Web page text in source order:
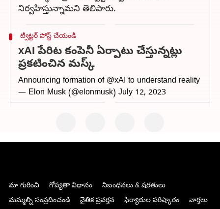
నిర్వహిస్తున్నామని తెలిపారు.
ట్విట్టర్ పోస్ట్ చేయండి
xAI పేరిట కంపెనీ ఏర్పాటు చేస్తున్నట్లు
ప్రకటించిన మస్క్
Announcing formation of @xAI to understand reality
— Elon Musk (@elonmusk) July 12, 2023
మా గురించి గోప్యతా విధానం
నిబంధనలు & షరతులు
మమ్మల్ని సంప్రదించండి
నైతిక ప్రవర్తన ఫిర్యాదుల పరిష్కారం వార్తలు